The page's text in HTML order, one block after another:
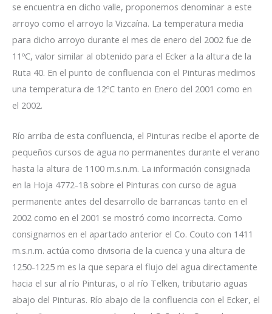
se encuentra en dicho valle, proponemos denominar a este
arroyo como el arroyo la Vizcaína. La temperatura media
para dicho arroyo durante el mes de enero del 2002 fue de
11ºC, valor similar al obtenido para el Ecker a la altura de la
Ruta 40. En el punto de confluencia con el Pinturas medimos
una temperatura de 12ºC tanto en Enero del 2001 como en
el 2002.
Río arriba de esta confluencia, el Pinturas recibe el aporte de
pequeños cursos de agua no permanentes durante el verano
hasta la altura de 1100 m.s.n.m. La información consignada
en la Hoja 4772-18 sobre el Pinturas con curso de agua
permanente antes del desarrollo de barrancas tanto en el
2002 como en el 2001 se mostró como incorrecta. Como
consignamos en el apartado anterior el Co. Couto con 1411
m.s.n.m. actúa como divisoria de la cuenca y una altura de
1250-1225 m es la que separa el flujo del agua directamente
hacia el sur al río Pinturas, o al río Telken, tributario aguas
abajo del Pinturas. Río abajo de la confluencia con el Ecker, el